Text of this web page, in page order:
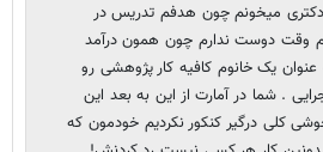
دکتری میخونم چون هدفم تدریس در
وقت دوست ندارم چون همون درآمد
یک خانوم کافیه کار پژوهشی رو
. شما در آمارت از این به بعد این
کلی درگیر کنکور نکردیم خودمون که